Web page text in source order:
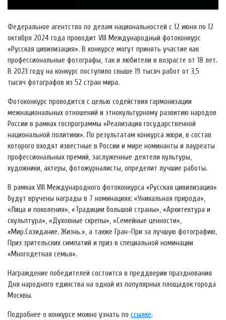
Федеральное агентство по делам национальностей с 12 июня по 12
октября 2024 года проводит VIII Международный фотоконкурс
«Русская цивилизация». В конкурсе могут принять участие как
профессиональные фотографы, так и любители в возрасте от 18 лет.
В 2023 году на конкурс поступило свыше 19 тысяч работ от 3,5
тысяч фотографов из 52 стран мира.
Фотоконкурс проводится с целью содействия гармонизации
межнациональных отношений и этнокультурному развитию народов
России в рамках госпрограммы «Реализация государственной
национальной политики». По результатам конкурса жюри, в состав
которого входят известные в России и мире номинанты и лауреаты
профессиональных премий, заслуженные деятели культуры,
художники, актеры, фотожурналисты, определит лучшие работы.
В рамках VIII Международного фотоконкурса «Русская цивилизация»
будут вручены награды в 7 номинациях: «Уникальная природа»,
«Лица и поколения», «Традиции большой страны», «Архитектура и
скульптура», «Духовные скрепы», «Семейные ценности»,
«Мир.Созидание. Жизнь.», а также Гран-При за лучшую фотографию,
Приз зрительских симпатий и приз в специальной номинации
«Многодетная семья».
Награждение победителей состоится в преддверии празднования
Дня народного единства на одной из популярных площадок города
Москвы.
Подробнее о конкурсе можно узнать по ссылке.